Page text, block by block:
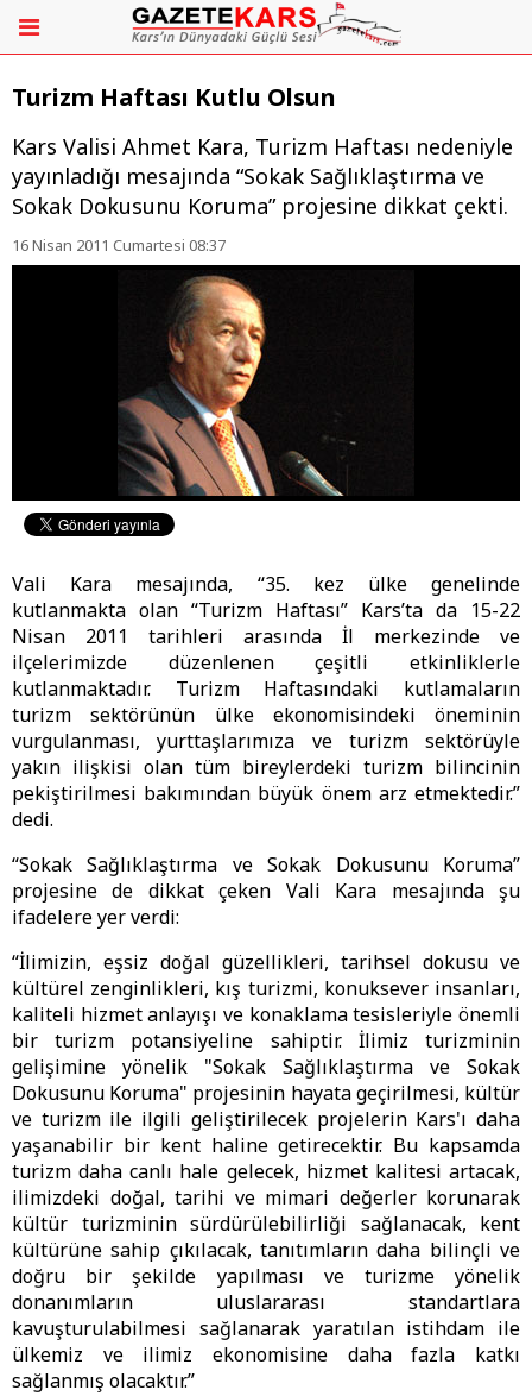
Turizm Haftası Kutlu Olsun
Kars Valisi Ahmet Kara, Turizm Haftası nedeniyle
yayınladığı mesajında “Sokak Sağlıklaştırma ve
Sokak Dokusunu Koruma” projesine dikkat çekti.
16 Nisan 2011 Cumartesi 08:37
Vali Kara mesajında, “35. kez ülke genelinde
kutlanmakta olan “Turizm Haftası” Kars’ta da 15-22
Nisan 2011 tarihleri arasında İl merkezinde ve
ilçelerimizde düzenlenen çeşitli etkinliklerle
kutlanmaktadır. Turizm Haftasındaki kutlamaların
turizm sektörünün ülke ekonomisindeki öneminin
vurgulanması, yurttaşlarımıza ve turizm sektörüyle
yakın ilişkisi olan tüm bireylerdeki turizm bilincinin
pekiştirilmesi bakımından büyük önem arz etmektedir.”
dedi.
“Sokak Sağlıklaştırma ve Sokak Dokusunu Koruma”
projesine de dikkat çeken Vali Kara mesajında şu
ifadelere yer verdi:
“İlimizin, eşsiz doğal güzellikleri, tarihsel dokusu ve
kültürel zenginlikleri, kış turizmi, konuksever insanları,
kaliteli hizmet anlayışı ve konaklama tesisleriyle önemli
bir turizm potansiyeline sahiptir. İlimiz turizminin
gelişimine yönelik "Sokak Sağlıklaştırma ve Sokak
Dokusunu Koruma" projesinin hayata geçirilmesi, kültür
ve turizm ile ilgili geliştirilecek projelerin Kars'ı daha
yaşanabilir bir kent haline getirecektir. Bu kapsamda
turizm daha canlı hale gelecek, hizmet kalitesi artacak,
ilimizdeki doğal, tarihi ve mimari değerler korunarak
kültür turizminin sürdürülebilirliği sağlanacak, kent
kültürüne sahip çıkılacak, tanıtımların daha bilinçli ve
doğru bir şekilde yapılması ve turizme yönelik
donanımların uluslararası standartlara
kavuşturulabilmesi sağlanarak yaratılan istihdam ile
ülkemiz ve ilimiz ekonomisine daha fazla katkı
sağlanmış olacaktır.”